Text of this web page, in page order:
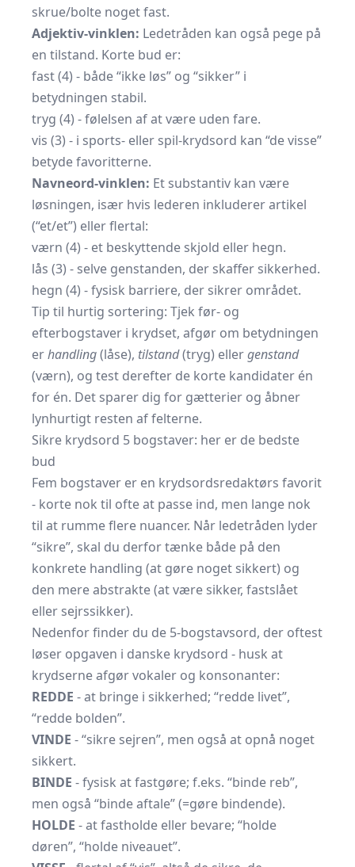
skrue/bolte noget fast.
Adjektiv-vinklen: Ledetråden kan også pege på
en tilstand. Korte bud er:
fast (4) - både “ikke løs” og “sikker” i
betydningen stabil.
tryg (4) - følelsen af at være uden fare.
vis (3) - i sports- eller spil-krydsord kan “de visse”
betyde favoritterne.
Navneord-vinklen: Et substantiv kan være
løsningen, især hvis lederen inkluderer artikel
(“et/et”) eller flertal:
værn (4) - et beskyttende skjold eller hegn.
lås (3) - selve genstanden, der skaffer sikkerhed.
hegn (4) - fysisk barriere, der sikrer området.
Tip til hurtig sortering: Tjek før- og
efterbogstaver i krydset, afgør om betydningen
erhandling(låse), tilstand(tryg) ellergenstand
(værn), og test derefter de korte kandidater én
for én. Det sparer dig for gætterier og åbner
lynhurtigt resten af felterne.
Sikre krydsord 5 bogstaver: her er de bedste
bud
Fem bogstaver er en krydsordsredaktørs favorit
- korte nok til ofte at passe ind, men lange nok
til at rumme flere nuancer. Når ledetråden lyder
“sikre”, skal du derfor tænke både på den
konkrete handling (at gøre noget sikkert) og
den mere abstrakte (at være sikker, fastslået
eller sejrssikker).
Nedenfor finder du de 5-bogstavsord, der oftest
løser opgaven i danske krydsord - husk at
krydserne afgør vokaler og konsonanter:
REDDE - at bringe i sikkerhed; “redde livet”,
“redde bolden”.
VINDE - “sikre sejren”, men også at opnå noget
sikkert.
BINDE - fysisk at fastgøre; f.eks. “binde reb”,
men også “binde aftale” (=gøre bindende).
HOLDE - at fastholde eller bevare; “holde
døren”, “holde niveauet”.